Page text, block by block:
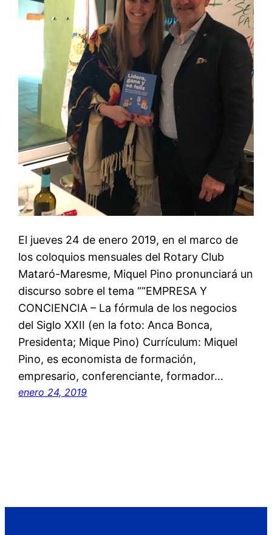
El jueves 24 de enero 2019, en el marco de
los coloquios mensuales del Rotary Club
Mataró-Maresme, Miquel Pino pronunciará un
discurso sobre el tema ““EMPRESA Y
CONCIENCIA – La fórmula de los negocios
del Siglo XXII (en la foto: Anca Bonca,
Presidenta; Mique Pino) Currículum: Miquel
Pino, es economista de formación,
empresario, conferenciante, formador…
enero 24, 2019